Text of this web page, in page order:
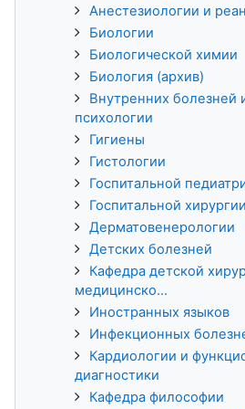
Анестезиологии и
Биологии
Биологической химии
Биология (архив)
Внутренних болезней
психологии
Гигиены
Гистологии
Госпитальной
Госпитальной хирургии
Дерматовенерологии
Детских болезней
Кафедра детской
медицинско...
Иностранных языков
Инфекционных
Кардиологии и
диагностики
Кафедра философии